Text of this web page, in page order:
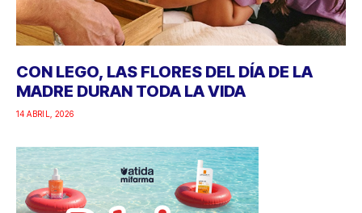
CON LEGO, LAS FLORES DEL DÍA DE LA
MADRE DURAN TODA LA VIDA
14 ABRIL, 2026